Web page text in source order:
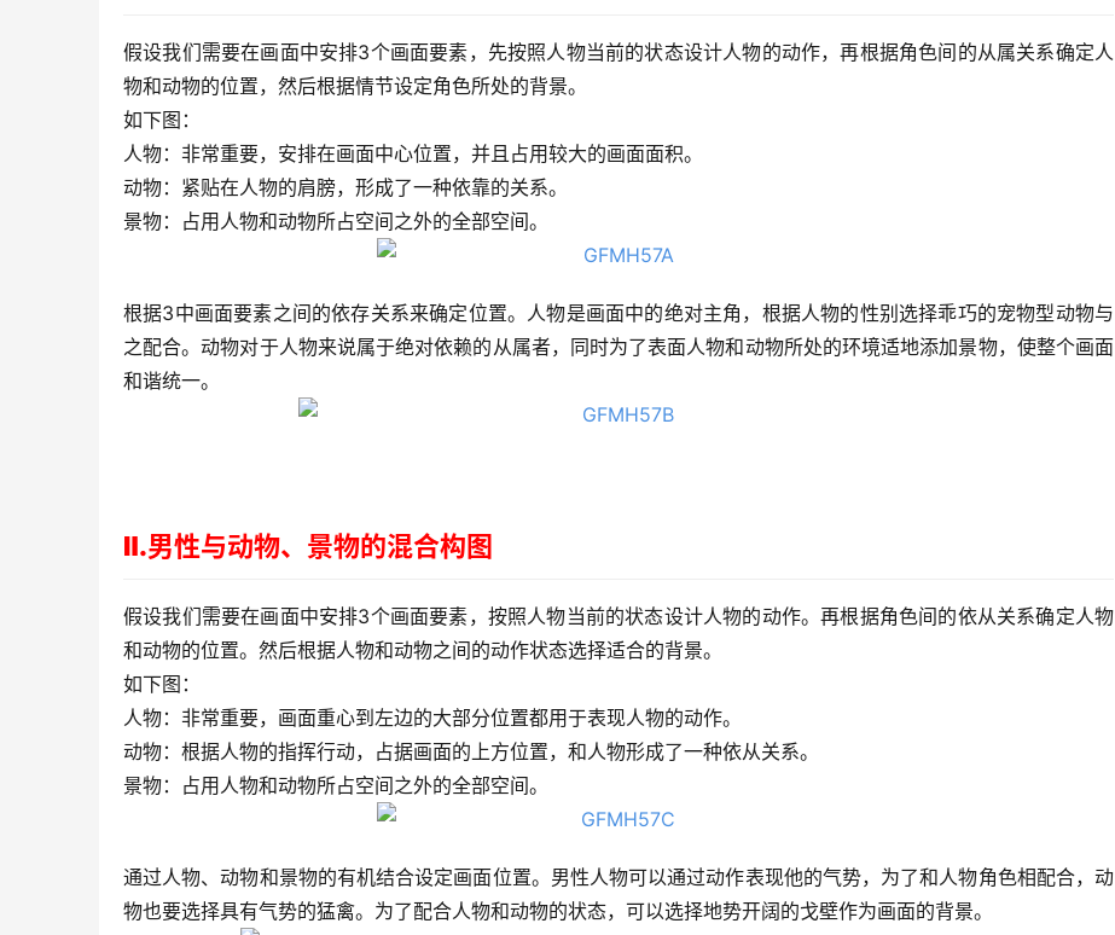
假设我们需要在画面中安排3个画面要素，先按照人物当前的状态设计人物的动作，再根据角色间的从属关系确定人
物和动物的位置，然后根据情节设定角色所处的背景。
如下图：
人物：非常重要，安排在画面中心位置，并且占用较大的画面面积。
动物：紧贴在人物的肩膀，形成了一种依靠的关系。
景物：占用人物和动物所占空间之外的全部空间。
根据3中画面要素之间的依存关系来确定位置。人物是画面中的绝对主角，根据人物的性别选择乖巧的宠物型动物与
之配合。动物对于人物来说属于绝对依赖的从属者，同时为了表面人物和动物所处的环境适地添加景物，使整个画面
和谐统一。
Ⅱ.男性与动物、景物的混合构图
假设我们需要在画面中安排3个画面要素，按照人物当前的状态设计人物的动作。再根据角色间的依从关系确定人物
和动物的位置。然后根据人物和动物之间的动作状态选择适合的背景。
如下图：
人物：非常重要，画面重心到左边的大部分位置都用于表现人物的动作。
动物：根据人物的指挥行动，占据画面的上方位置，和人物形成了一种依从关系。
景物：占用人物和动物所占空间之外的全部空间。
通过人物、动物和景物的有机结合设定画面位置。男性人物可以通过动作表现他的气势，为了和人物角色相配合，动
物也要选择具有气势的猛禽。为了配合人物和动物的状态，可以选择地势开阔的戈壁作为画面的背景。